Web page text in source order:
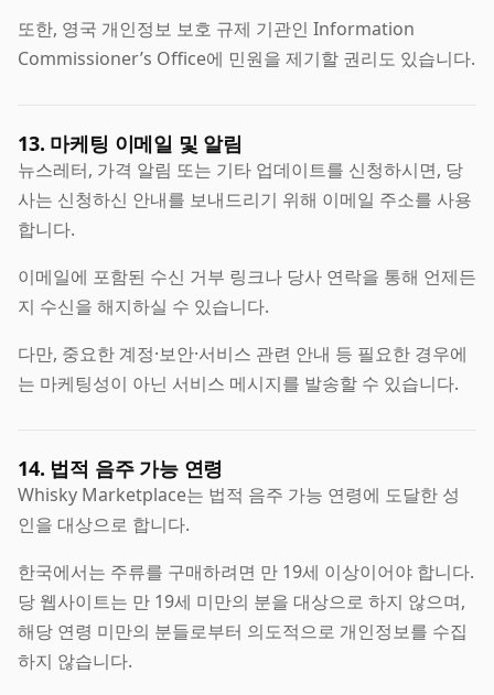
또한, 영국 개인정보 보호 규제 기관인 Information
Commissioner’s Office에 민원을 제기할 권리도 있습니다.
13. 마케팅 이메일 및 알림
뉴스레터, 가격 알림 또는 기타 업데이트를 신청하시면, 당
사는 신청하신 안내를 보내드리기 위해 이메일 주소를 사용
합니다.
이메일에 포함된 수신 거부 링크나 당사 연락을 통해 언제든
지 수신을 해지하실 수 있습니다.
다만, 중요한 계정·보안·서비스 관련 안내 등 필요한 경우에
는 마케팅성이 아닌 서비스 메시지를 발송할 수 있습니다.
14. 법적 음주 가능 연령
Whisky Marketplace는 법적 음주 가능 연령에 도달한 성
인을 대상으로 합니다.
한국에서는 주류를 구매하려면 만 19세 이상이어야 합니다.
당 웹사이트는 만 19세 미만의 분을 대상으로 하지 않으며,
해당 연령 미만의 분들로부터 의도적으로 개인정보를 수집
하지 않습니다.